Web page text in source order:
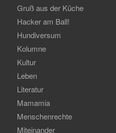
Gruß aus der Küche
Hacker am Ball!
Hundiversum
Kolumne
Kultur
Leben
Literatur
Mamamia
Menschenrechte
Miteinander